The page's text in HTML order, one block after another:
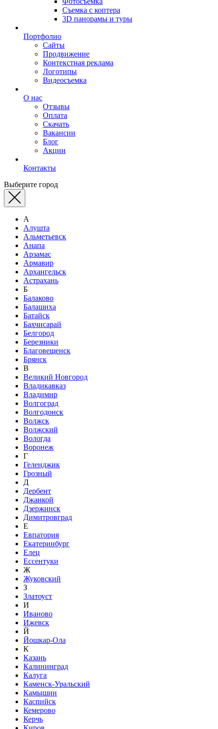
Съемка с коптера
3D панорамы и туры
Портфолио
Сайты
Продвижение
Контекстная реклама
Логотипы
Видеосъемка
О нас
Отзывы
Оплата
Скачать
Вакансии
Блог
Акции
Контакты
Выберите город
А
Алушта
Альметьевск
Анапа
Арзамас
Армавир
Архангельск
Астрахань
Б
Балаково
Балашиха
Батайск
Бахчисарай
Белгород
Березники
Благовещенск
Брянск
В
Великий Новгород
Владикавказ
Владимир
Волгоград
Волгодонск
Волжск
Волжский
Вологда
Воронеж
Г
Геленджик
Грозный
Д
Дербент
Джанкой
Дзержинск
Димитровград
Е
Евпатория
Екатеринбург
Елец
Ессентуки
Ж
Жуковский
З
Златоуст
И
Иваново
Ижевск
Й
Йошкар-Ола
К
Казань
Калининград
Калуга
Каменск-Уральский
Камышин
Каспийск
Кемерово
Керчь